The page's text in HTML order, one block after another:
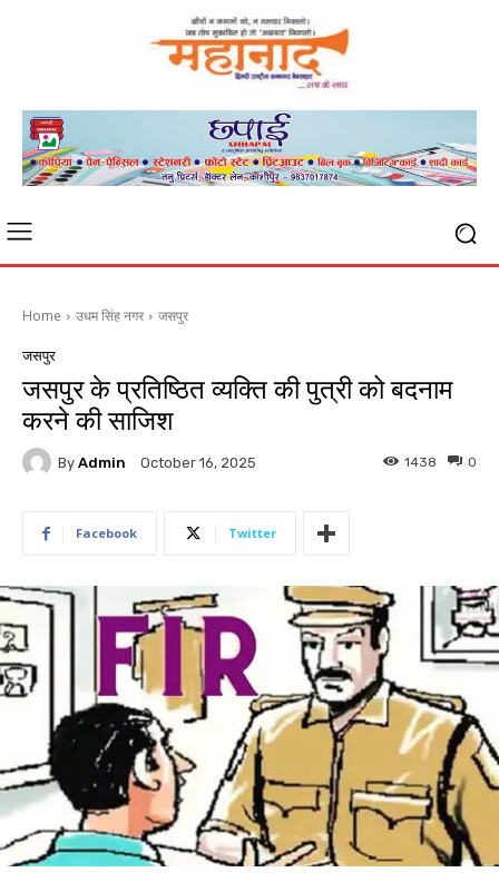
Home उधम सिंह नगर जसपुर
जसपुर
जसपुर के प्रतिष्ठित व्यक्ति की पुत्री को बदनाम
करने की साजिश
By Admin October 16, 2025 0
1438
Facebook Twitter